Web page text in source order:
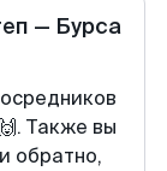
— Бурса
Также вы
обратно,